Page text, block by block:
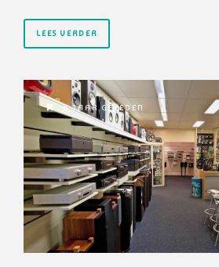
LEES VERDER
6 JAAR GELEDEN